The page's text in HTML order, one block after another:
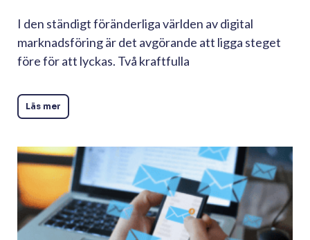
I den ständigt föränderliga världen av digital
marknadsföring är det avgörande att ligga steget
före för att lyckas. Två kraftfulla
Läs mer